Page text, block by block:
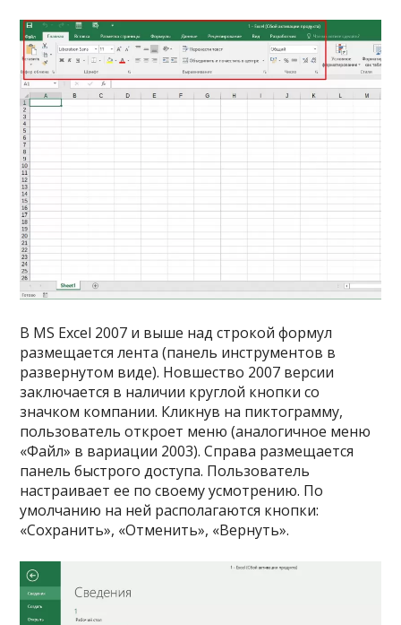
В MS Excel 2007 и выше над строкой формул
размещается лента (панель инструментов в
развернутом виде). Новшество 2007 версии
заключается в наличии круглой кнопки со
значком компании. Кликнув на пиктограмму,
пользователь откроет меню (аналогичное меню
«Файл» в вариации 2003). Справа размещается
панель быстрого доступа. Пользователь
настраивает ее по своему усмотрению. По
умолчанию на ней располагаются кнопки:
«Сохранить», «Отменить», «Вернуть».